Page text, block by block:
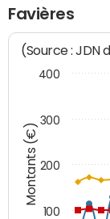
Favières
Montants (€)
(Source : JDN
100
200
300
400